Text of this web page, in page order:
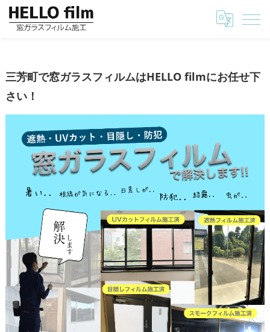
三芳町で窓ガラスフィルムはHELLO filmにお任せ
三芳町で窓ガラスフィルムはHELLO filmにお任せ下
さい！